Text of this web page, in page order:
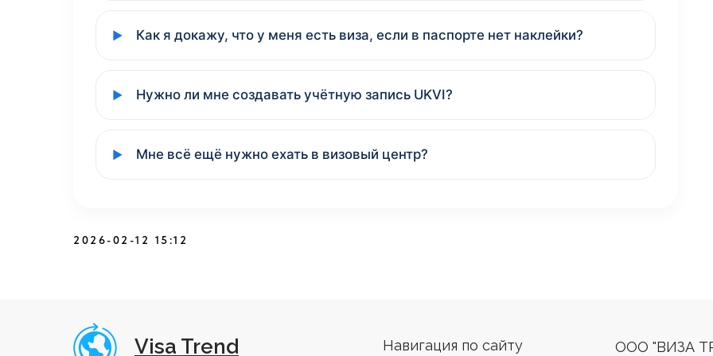
Как я докажу, что у меня есть виза, если в паспорте нет наклейки?
Нужно ли мне создавать учётную запись UKVI?
Мне всё ещё нужно ехать в визовый центр?
2026-02-12 15:12
Навигация по сайту ООО "ВИЗА
Visa Trend